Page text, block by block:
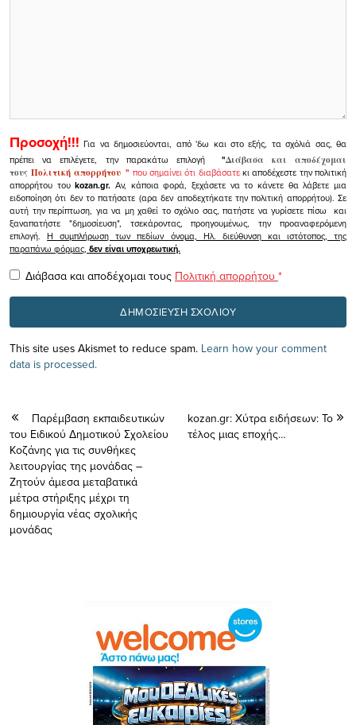
Προσοχή!!! Για να δημοσιεύονται, από 'δω και στο εξής, τα σχόλιά σας, θα
πρέπει να επιλέγετε, την παρακάτω επιλογή
"Διάβασα και αποδέχομαι
τουςΠολιτική απορρήτου" που σημαίνει ότι διαβάσατεκι αποδέχεστε την πολιτική
απορρήτου τουkozan.gr. Αν, κάποια φορά, ξεχάσετε να το κάνετε θα λάβετε μια
ειδοποίηση ότι δεν το πατήσατε (αρα δεν αποδεχτήκατε την πολιτική απορρήτου). Σε
αυτή την περίπτωση, για να μη χαθεί το σχόλιο σας, πατήστε να γυρίσετε πίσω και
ξαναπατήστε "δημοσίευση", τσεκάροντας, προηγουμένως, την προαναφερόμενη
επιλογή.Η συμπλήρωση των πεδίων όνομα, Ηλ. διεύθυνση και ιστότοπος, της
παραπάνω φόρμας, δεν είναι υποχρεωτική.
Διάβασα και αποδέχομαι τους Πολιτική απορρήτου *
This site uses Akismet to reduce spam. Learn how your comment
data is processed.
Παρέμβαση εκπαιδευτικών
του Ειδικού Δημοτικού Σχολείου
Κοζάνης για τις συνθήκες
λειτουργίας της μονάδας –
Ζητούν άμεσα μεταβατικά
μέτρα στήριξης μέχρι τη
δημιουργία νέας σχολικής
μονάδας
kozan.gr: Χύτρα ειδήσεων: Το
τέλος μιας εποχής…